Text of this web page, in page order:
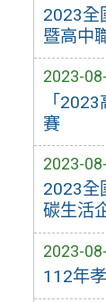
2023全
暨高中
2023-
「
賽
2023-
2023全
碳生活
2023-
112年